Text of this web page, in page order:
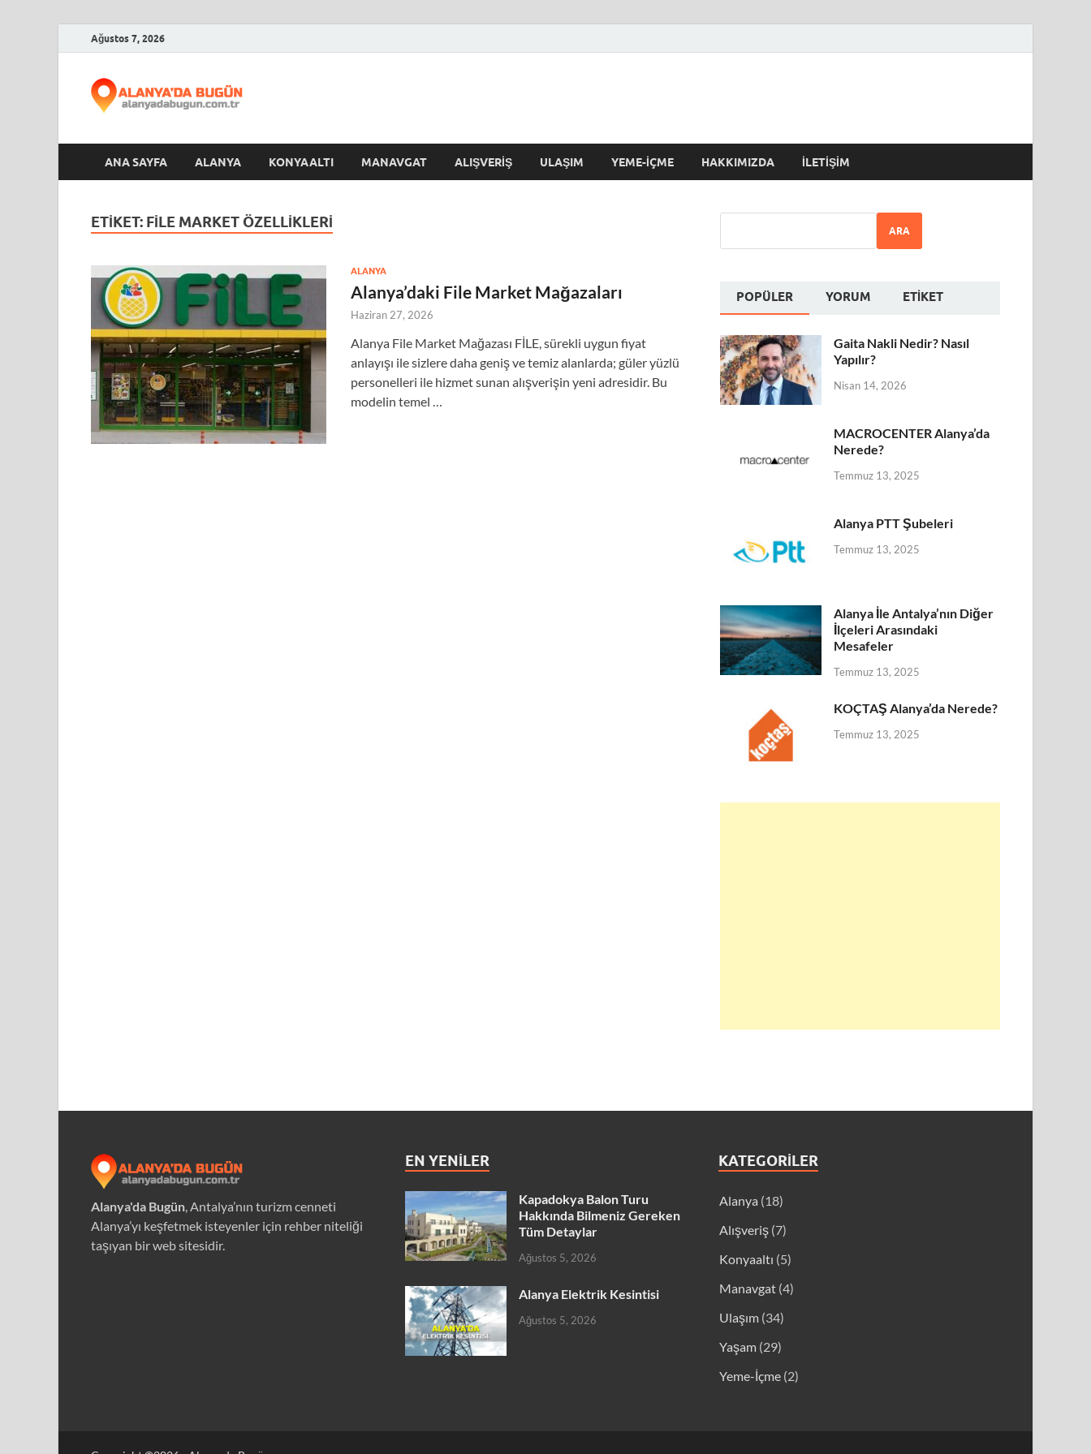
Ağustos 7, 2026
ANA SAYFA ALANYA KONYAALTI MANAVGAT ALIŞVERIŞ ULAŞIM YEME-İÇME HAKKIMIZDA İLETIŞIM
ETIKET: FİLE MARKET ÖZELLIKLERI
ALANYA
Alanya’daki File Market Mağazaları
Haziran 27, 2026
Alanya File Market Mağazası FİLE, sürekli uygun fiyat
anlayışı ile sizlere daha geniş ve temiz alanlarda; güler yüzlü
personelleri ile hizmet sunan alışverişin yeni adresidir. Bu
modelin temel …
ARA
POPÜLER YORUM ETIKET
Gaita Nakli Nedir? Nasıl
Yapılır?
Nisan 14, 2026
MACROCENTER Alanya’da
Nerede?
Temmuz 13, 2025
Alanya PTT Şubeleri
Temmuz 13, 2025
Alanya İle Antalya’nın Diğer
İlçeleri Arasındaki
Mesafeler
Temmuz 13, 2025
KOÇTAŞ Alanya’da Nerede?
Temmuz 13, 2025
Alanya'da Bugün, Antalya’nın turizm cenneti
Alanya’yı keşfetmek isteyenler için rehber niteliği
taşıyan bir web sitesidir.
EN YENILER
Kapadokya Balon Turu
Hakkında Bilmeniz Gereken
Tüm Detaylar
Ağustos 5, 2026
Alanya Elektrik Kesintisi
Ağustos 5, 2026
KATEGORILER
Alanya (18)
Alışveriş (7)
Konyaaltı (5)
Manavgat (4)
Ulaşım (34)
Yaşam (29)
Yeme-İçme (2)